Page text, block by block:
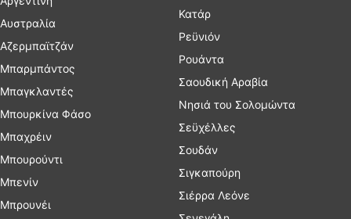
Αυστραλία
Αζερμπαϊτζάν
Μπαρμπάντος
Μπαγκλαντές
Μπουρκίνα Φάσο
Μπαχρέιν
Μπουρούντι
Μπενίν
Μπρουνέι
Κατάρ
Ρεϋνιόν
Ρουάντα
Σαουδική Αραβία
Νησιά του Σολομώντα
Σεϋχέλλες
Σουδάν
Σιγκαπούρη
Σιέρρα Λεόνε